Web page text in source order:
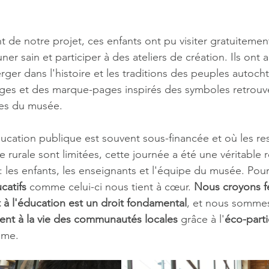
de notre projet, ces enfants ont pu visiter
sain et participer à des ateliers de création. Ils ont
dans l'histoire et les traditions des peuples
et des marque-pages inspirés des symboles
du musée.
publique est souvent sous-financée et où les
rurale sont limitées, cette journée a été une véritable
les enfants, les enseignants et l'équipe du musée.
comme celui-ci nous tient à cœur. Nous croyons
à l'éducation est un droit fondamental, et nous
à la vie des communautés locales grâce à l'éco-